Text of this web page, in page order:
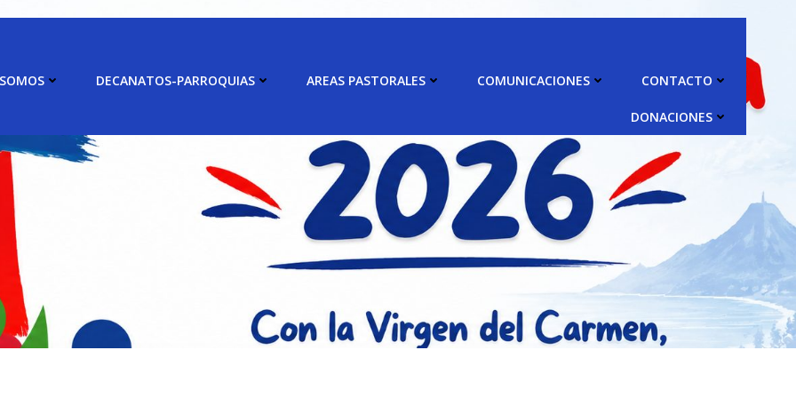
DECANATOS-PARROQUIAS AREAS PASTORALES COMUNICACIONES CONTACTO
DONACIONES